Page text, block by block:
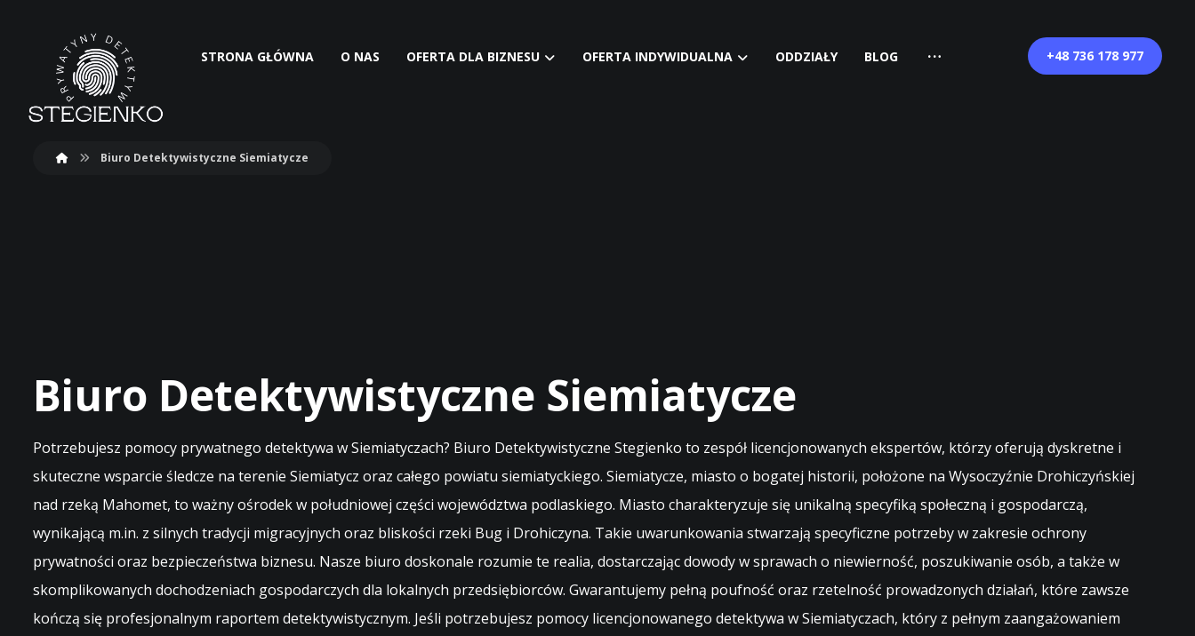
STRONA GŁÓWNA O NAS OFERTA DLA BIZNESU OFERTA INDYWIDUALNA ODDZIAŁY BLOG +48 736 178 977
Biuro Detektywistyczne Siemiatycze
Biuro Detektywistyczne Siemiatycze
Potrzebujesz pomocy prywatnego detektywa w Siemiatyczach? Biuro Detektywistyczne Stegienko to zespół licencjonowanych ekspertów, którzy oferują dyskretne i
skuteczne wsparcie śledcze na terenie Siemiatycz oraz całego powiatu siemiatyckiego. Siemiatycze, miasto o bogatej historii, położone na Wysoczyźnie Drohiczyńskiej
nad rzeką Mahomet, to ważny ośrodek w południowej części województwa podlaskiego. Miasto charakteryzuje się unikalną specyfiką społeczną i gospodarczą,
wynikającą m.in. z silnych tradycji migracyjnych oraz bliskości rzeki Bug i Drohiczyna. Takie uwarunkowania stwarzają specyficzne potrzeby w zakresie ochrony
prywatności oraz bezpieczeństwa biznesu. Nasze biuro doskonale rozumie te realia, dostarczając dowody w sprawach o niewierność, poszukiwanie osób, a także w
skomplikowanych dochodzeniach gospodarczych dla lokalnych przedsiębiorców. Gwarantujemy pełną poufność oraz rzetelność prowadzonych działań, które zawsze
kończą się profesjonalnym raportem detektywistycznym. Jeśli potrzebujesz pomocy licencjonowanego detektywa w Siemiatyczach, który z pełnym zaangażowaniem